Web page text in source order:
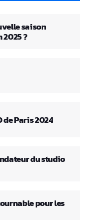
saison
?
de Paris 2024
du studio
pour les